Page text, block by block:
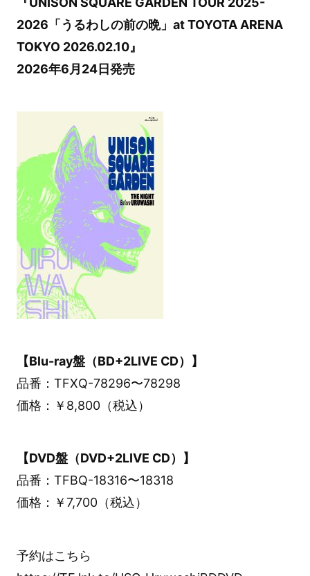
2026「うるわしの前の晩」at TOYOTA ARENA
TOKYO 2026.02.10』
2026年6月24日発売
【Blu-ray盤（BD+2LIVE CD）】
品番：TFXQ-78296〜78298
価格：￥8,800（税込）
【DVD盤（DVD+2LIVE CD）】
品番：TFBQ-18316〜18318
価格：￥7,700（税込）
予約はこちら